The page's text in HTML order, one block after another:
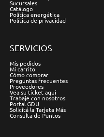
Sucursales
Catálogo
Política energética
Política de privacidad
SERVICIOS
Mis pedidos
Mi carrito
Cómo comprar
Preguntas frecuentes
Proveedores
Vea su ticket aquí
Trabaje con nosotros
Portal GDU
Solicitá la Tarjeta Más
Consulta de Puntos